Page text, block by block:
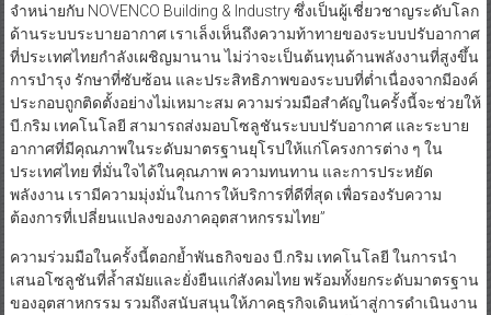
จำหน่ายกับ NOVENCO Building & Industry ซึ่งเป็นผู้เชี่ยวชาญระดับโลก
ด้านระบบระบายอากาศ เราเล็งเห็นถึงความท้าทายของระบบปรับอากาศ
ที่ประเทศไทยกำลังเผชิญมานาน ไม่ว่าจะเป็นต้นทุนด้านพลังงานที่สูงขึ้น
การบำรุง รักษาที่ซับซ้อน และประสิทธิภาพของระบบที่ต่ำเนื่องจากมีองค์
ประกอบถูกติดตั้งอย่างไม่เหมาะสม ความร่วมมือสำคัญในครั้งนี้จะช่วยให้
บี.กริม เทคโนโลยี สามารถส่งมอบโซลูชันระบบปรับอากาศ และระบาย
อากาศที่มีคุณภาพในระดับมาตรฐานยุโรปให้แก่โครงการต่าง ๆ ใน
ประเทศไทย ที่มั่นใจได้ในคุณภาพ ความทนทาน และการประหยัด
พลังงาน เรามีความมุ่งมั่นในการให้บริการที่ดีที่สุด เพื่อรองรับความ
ต้องการที่เปลี่ยนแปลงของภาคอุตสาหกรรมไทย”
ความร่วมมือในครั้งนี้ตอกย้ำพันธกิจของ บี.กริม เทคโนโลยี ในการนำ
เสนอโซลูชันที่ล้ำสมัยและยั่งยืนแก่สังคมไทย พร้อมทั้งยกระดับมาตรฐาน
ของอุตสาหกรรม รวมถึงสนับสนุนให้ภาคธุรกิจเดินหน้าสู่การดำเนินงาน